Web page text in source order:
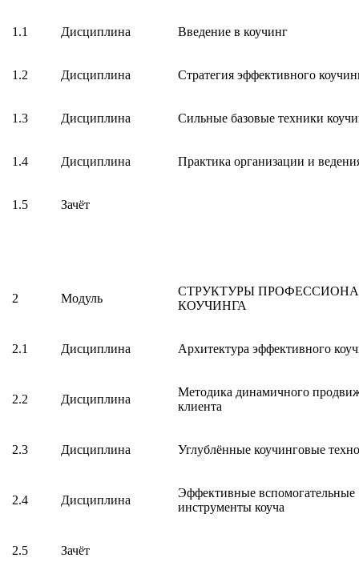
1.1 Дисциплина Введение в коучинг
1.2 Дисциплина Стратегия эффективного
1.3 Дисциплина Сильные базовые техники
1.4 Дисциплина Практика организации и
1.5 Зачёт
2 Модуль
СТРУКТУРЫ
КОУЧИНГА
2.1 Дисциплина Архитектура эффективного
2.2 Дисциплина
Методика динамичного
клиента
2.3 Дисциплина Углублённые коучинговые
2.4 Дисциплина
Эффективные вспомогательные
инструменты коуча
2.5 Зачёт